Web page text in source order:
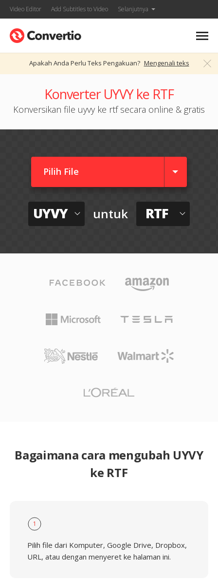
Video Editor Add Subtitles to Video Selanjutnya
Apakah Anda Perlu Teks Pengakuan? Mengenali teks
Konverter UYVY ke RTF
Konversikan file uyvy ke rtf secara online & gratis
Pilih File
UYVY untuk RTF
Bagaimana cara mengubah UYVY
ke RTF
1
Pilih file dari Komputer, Google Drive, Dropbox,
URL, atau dengan menyeret ke halaman ini.